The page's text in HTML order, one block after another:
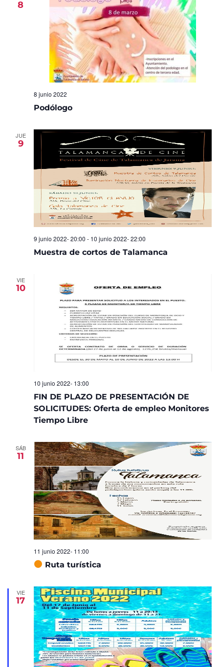
Eventos
8
Podólogo
8 junio 2022
JUE
9
Muestra de cortos de Talamanca
9 junio 2022- 20:00 - 10 junio 2022- 22:00
VIE
10
FIN DE PLAZO DE PRESENTACIÓN DE
SOLICITUDES: Oferta de empleo Monitores
Tiempo Libre
10 junio 2022- 13:00
SÁB
11
Ruta turística
11 junio 2022- 11:00
VIE
17